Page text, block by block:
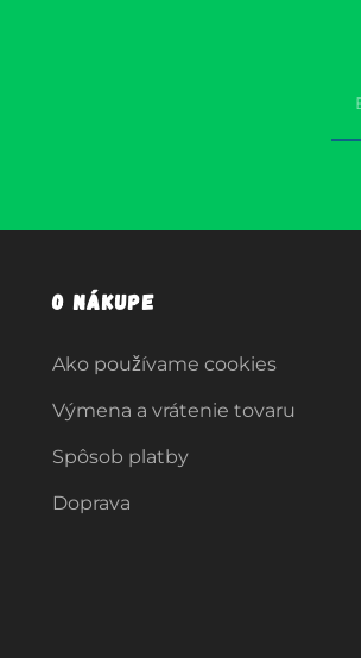
O nákupe
Ako používame cookies
Výmena a vrátenie tovaru
Spôsob platby
Doprava